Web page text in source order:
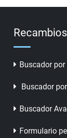
Recambios
Buscador
Buscador
Buscador
Formulario